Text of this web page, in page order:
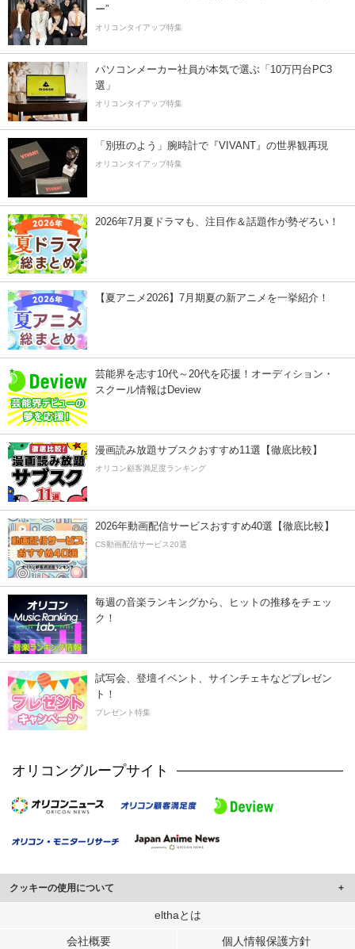
ー”
オリコンタイアップ特集
パソコンメーカー社員が本気で選ぶ「10万円台PC3
選」
オリコンタイアップ特集
「別班のよう」腕時計で『VIVANT』の世界観再現
オリコンタイアップ特集
2026年7月夏ドラマも、注目作＆話題作が勢ぞろい！
【夏アニメ2026】7月期夏の新アニメを一挙紹介！
芸能界を志す10代～20代を応援！オーディション・
スクール情報はDeview
漫画読み放題サブスクおすすめ11選【徹底比較】
オリコン顧客満足度ランキング
2026年動画配信サービスおすすめ40選【徹底比較】
CS動画配信サービス20選
毎週の音楽ランキングから、ヒットの推移をチェッ
ク！
試写会、登壇イベント、サインチェキなどプレゼン
ト！
プレゼント特集
オリコングループサイト
クッキーの使用について
このサイトでは Cookie を使用して、ユーザーに合わせたコンテンツや広告の
行っています。
elthaとは
会社概要 個人情報保護方針